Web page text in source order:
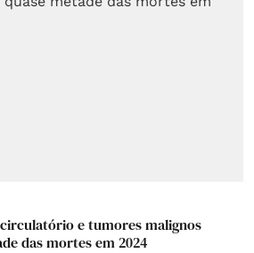
e tumores malignos
das mortes em 2024